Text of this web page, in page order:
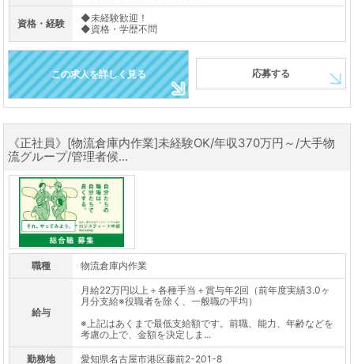
資格・経験
◆未経験歓迎！
◆資格・学歴不問
この求人を詳しく見る 応募する
《正社員》[物流倉庫内作業]未経験OK/年収370万円～/大手物
流グループ/管理者候...
職種 物流倉庫内作業
給与
月給22万円以上＋各種手当＋賞与年2回（前年度実績3.0ヶ
月分支給※役職者を除く、一般職の平均）
※上記はあくまで最低支給額です。前職、能力、年齢などを
考慮の上で、金額を決定しま...
勤務地 愛知県名古屋市港区藤前2-201-8